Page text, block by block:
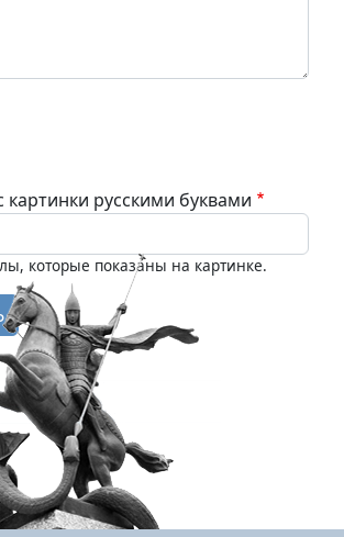
картинки русскими буквами
которые показаны на картинке.